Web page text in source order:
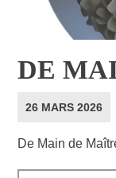
DE
26 MARS 2026
De Main de